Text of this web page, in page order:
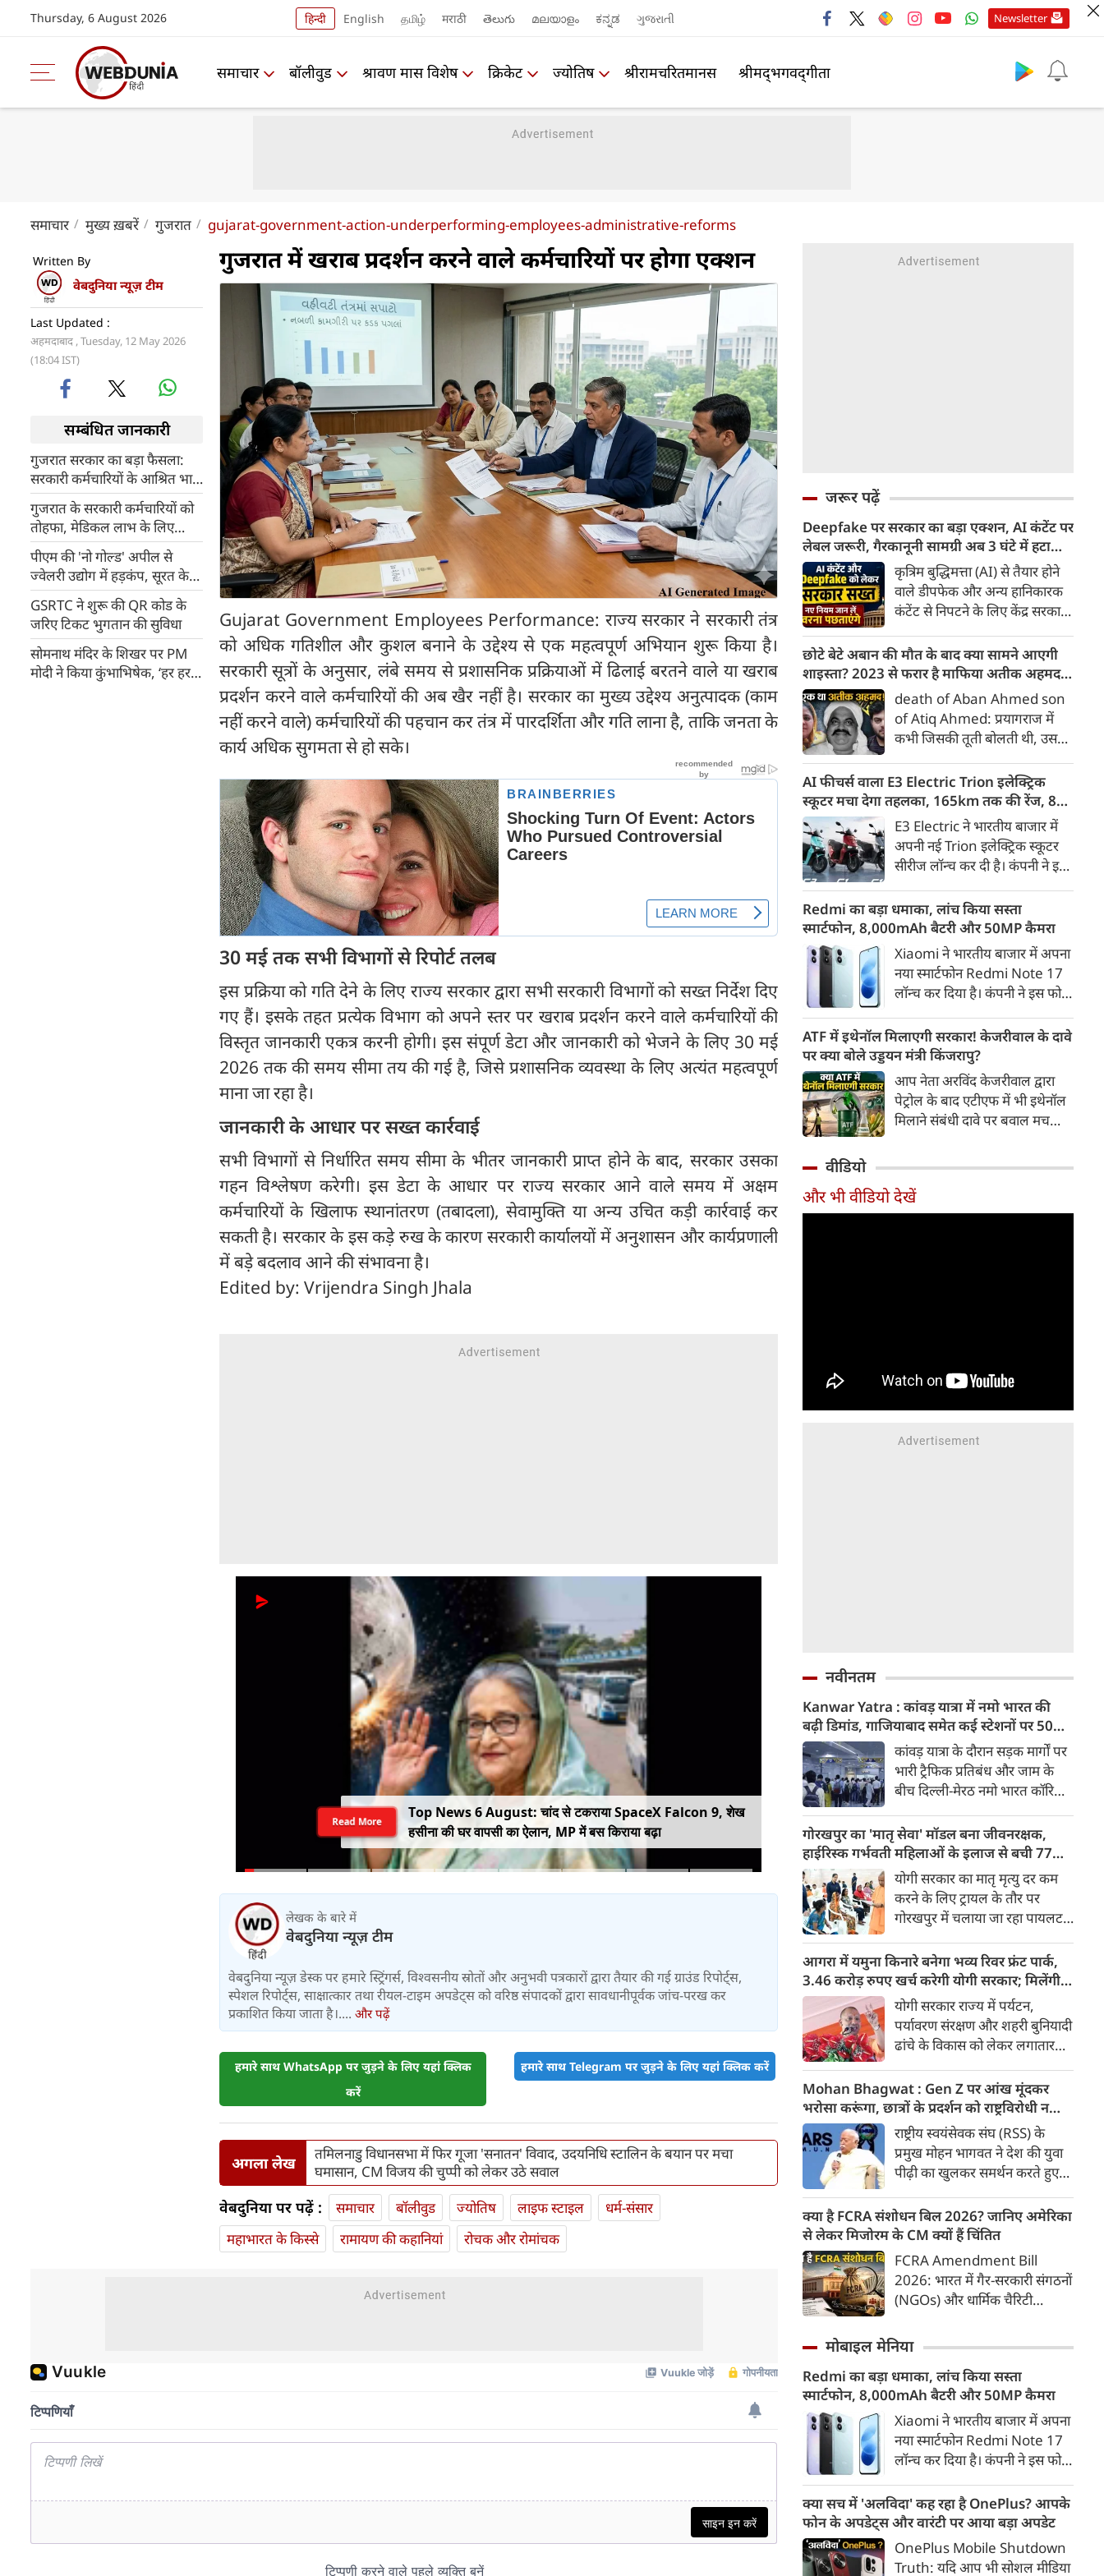
Thursday, 6 August 2026 हिन्दी English தமிழ் मराठी తెలుగు മലയാളം ಕನ್ನಡ ગુજરાતી Newsletter
समाचार बॉलीवुड श्रावण मास विशेष क्रिकेट ज्योतिष श्रीरामचरितमानस श्रीमद्‍भगवद्‍गीता
समाचार मुख्य ख़बरें गुजरात gujarat-government-action-underperforming-employees-administrative-reforms
Written By
वेबदुनिया न्यूज़ टीम
Last Updated :
अहमदाबाद , Tuesday, 12 May 2026
(18:04 IST)
सम्बंधित जानकारी
गुजरात सरकार का बड़ा फैसला:
सरकारी कर्मचारियों के आश्रित भाई-
बहनों को भी मिलेगा मुफ्त इलाज
गुजरात के सरकारी कर्मचारियों को
तोहफा, मेडिकल लाभ के लिए
परिवार का दायरा बढ़ाया
पीएम की 'नो गोल्ड' अपील से
ज्वेलरी उद्योग में हड़कंप, सूरत के
व्यापारियों ने जताई चिंता
GSRTC ने शुरू की QR कोड के
जरिए टिकट भुगतान की सुविधा
सोमनाथ मंदिर के शिखर पर PM
मोदी ने किया कुंभाभिषेक, ‘हर हर
गुजरात में खराब प्रदर्शन करने वाले कर्मचारियों पर होगा एक्शन
Gujarat Government Employees Performance: राज्य सरकार ने सरकारी तंत्र
को अधिक गतिशील और कुशल बनाने के उद्देश्य से एक महत्वपूर्ण अभियान शुरू किया है।
सरकारी सूत्रों के अनुसार, लंबे समय से प्रशासनिक प्रक्रियाओं में ढिलाई बरतने वाले या खराब
प्रदर्शन करने वाले कर्मचारियों की अब खैर नहीं है। सरकार का मुख्य उद्देश्य अनुत्पादक (काम
नहीं करने वाले) कर्मचारियों की पहचान कर तंत्र में पारदर्शिता और गति लाना है, ताकि जनता के
कार्य अधिक सुगमता से हो सके।
30 मई तक सभी विभागों से रिपोर्ट तलब
इस प्रक्रिया को गति देने के लिए राज्य सरकार द्वारा सभी सरकारी विभागों को सख्त निर्देश दिए
गए हैं। इसके तहत प्रत्येक विभाग को अपने स्तर पर खराब प्रदर्शन करने वाले कर्मचारियों की
विस्तृत जानकारी एकत्र करनी होगी। इस संपूर्ण डेटा और जानकारी को भेजने के लिए 30 मई
2026 तक की समय सीमा तय की गई है, जिसे प्रशासनिक व्यवस्था के लिए अत्यंत महत्वपूर्ण
माना जा रहा है।
जानकारी के आधार पर सख्त कार्रवाई
सभी विभागों से निर्धारित समय सीमा के भीतर जानकारी प्राप्त होने के बाद, सरकार उसका
गहन विश्लेषण करेगी। इस डेटा के आधार पर राज्य सरकार आने वाले समय में अक्षम
कर्मचारियों के खिलाफ स्थानांतरण (तबादला), सेवामुक्ति या अन्य उचित कड़ी कार्रवाई कर
सकती है। सरकार के इस कड़े रुख के कारण सरकारी कार्यालयों में अनुशासन और कार्यप्रणाली
में बड़े बदलाव आने की संभावना है।
Edited by: Vrijendra Singh Jhala
Top News 6 August: चांद से टकराया SpaceX Falcon 9, शेख
हसीना की घर वापसी का ऐलान, MP में बस किराया बढ़ा
Read More
लेखक के बारे में
वेबदुनिया न्यूज़ टीम
वेबदुनिया न्यूज़ डेस्क पर हमारे स्ट्रिंगर्स, विश्वसनीय स्रोतों और अनुभवी पत्रकारों द्वारा तैयार की गई ग्राउंड रिपोर्ट्स,
स्पेशल रिपोर्ट्स, साक्षात्कार तथा रीयल-टाइम अपडेट्स को वरिष्ठ संपादकों द्वारा सावधानीपूर्वक जांच-परख कर
प्रकाशित किया जाता है।.... और पढ़ें
हमारे साथ WhatsApp पर जुड़ने के लिए यहां क्लिक
करें
हमारे साथ Telegram पर जुड़ने के लिए यहां क्लिक करें
अगला लेख
तमिलनाडु विधानसभा में फिर गूजा 'सनातन' विवाद, उदयनिधि स्टालिन के बयान पर मचा
घमासान, CM विजय की चुप्पी को लेकर उठे सवाल
वेबदुनिया पर पढ़ें : समाचार बॉलीवुड ज्योतिष लाइफ स्‍टाइल
धर्म-संसार
महाभारत के किस्से
रामायण की कहानियां रोचक और रोमांचक
जरूर पढ़ें
Deepfake पर सरकार का बड़ा एक्शन, AI कंटेंट पर
लेबल जरूरी, गैरकानूनी सामग्री अब 3 घंटे में हटानी
होगी, नए नियम जान लें वरना पछताएंगे
कृत्रिम बुद्धिमत्ता (AI) से तैयार होने
वाले डीपफेक और अन्य हानिकारक
कंटेंट से निपटने के लिए केंद्र सरकार
किया है। सरकार ने AI से तैयार कंटेंट
पर स्पष्ट लेबल और पहचान योग्य
मेटाडेटा उपलब्ध कराना अनिवार्य
किया है। साथ ही, सरकारी या
न्यायालय के आदेश के आधार पर
गैरकानूनी जानकारी हटाने की
समयसीमा 36 घंटे से घटाकर 3 घंटे
कर दी गई है।
छोटे बेटे अबान की मौत के बाद क्या सामने आएगी
शाइस्ता? 2023 से फरार है माफिया अतीक अहमद
की पत्नी
death of Aban Ahmed son
of Atiq Ahmed: प्रयागराज में
कभी जिसकी तूती बोलती थी, उस
अहमद के कुनबे पर कानून और
किस्मत की दोहरी मार पड़ रही है।
जिस झांसी जिले में अप्रैल 2023 में
अतीक के एनकाउंटर में मारे गए बेटे
असद की सांसें थमी थीं, उसी झांसी में
अब उसके छोटे बेटे अबान की भीषण
सड़क दुर्घटना में जान चली गई है।
AI फीचर्स वाला E3 Electric Trion इलेक्ट्रिक
स्कूटर मचा देगा तहलका, 165km तक की रेंज, 8
साल की बैटरी वारंटी, कीमत जानेंगे तो हो जाएंगे
हैरान
E3 Electric ने भारतीय बाजार में
अपनी नई Trion इलेक्ट्रिक स्कूटर
सीरीज लॉन्च कर दी है। कंपनी ने इसे
पेश किया है। Trion की शुरुआती
कीमत 99,999 रुपए (एक्स-शोरूम,
बेंगलुरु) रखी गई है। फिलहाल इसकी
बुकिंग बेंगलुरु के ग्राहकों के लिए
कंपनी की आधिकारिक वेबसाइट के
जरिए शुरू की गई है। आने वाले समय
में इसे दूसरे शहरों में भी उपलब्ध
कराया जाएगा।
Redmi का बड़ा धमाका, लांच किया सस्ता
स्मार्टफोन, 8,000mAh बैटरी और 50MP कैमरा
Xiaomi ने भारतीय बाजार में अपना
नया स्मार्टफोन Redmi Note 17
लॉन्च कर दिया है। कंपनी ने इस फोन
डिस्प्ले, 8,000mAh की बड़ी बैटरी
और Qualcomm Snapdragon
चिपसेट के साथ पेश किया है। फोन में
50MP का मेन कैमरा दिया गया है।
इसके अलावा Redmi Note 17 में
Corning Gorilla Glass 7i
चेसिस जैसे फीचर्स मिलते हैं।
ATF में इथेनॉल मिलाएगी सरकार! केजरीवाल के दावे
पर क्या बोले उड्डयन मंत्री किंजरापु?
आप नेता अरविंद केजरीवाल द्वारा
पेट्रोल के बाद एटीएफ में भी इथेनॉल
मिलाने संबंधी दावे पर बवाल मच
इथेनॉल मिलाने की कोई योजना नहीं
है।
वीडियो
और भी वीडियो देखें
नवीनतम
Kanwar Yatra : कांवड़ यात्रा में नमो भारत की
बढ़ी डिमांड, गाजियाबाद समेत कई स्टेशनों पर 50%
तक बढ़ी यात्रियों की संख्याकांवड़ यात्रा के दौरान सड़क मार्गों पर
भारी ट्रैफिक प्रतिबंध और जाम के
बीच दिल्ली-मेरठ नमो भारत कॉरिडोर
परिवहन विकल्प बनकर उभरा है।
तेज़, समयबद्ध और आरामदायक
सफर के चलते कॉरिडोर के कई
स्टेशनों पर यात्रियों की संख्या में 40
से 50 प्रतिशत तक बढ़ गई है।
गोरखपुर का 'मातृ सेवा' मॉडल बना जीवनरक्षक,
हाईरिस्क गर्भवती महिलाओं के इलाज से बची 77
जिंदगियां
योगी सरकार का मातृ मृत्यु दर कम
करने के लिए ट्रायल के तौर पर
गोरखपुर में चलाया जा रहा पायलट
बनकर उभरा है। मुख्यमंत्री योगी
आदित्यनाथ के निर्देश पर पायलट
प्रोजेक्ट ‘मातृ सेवा’ का लक्ष्य हाई
रिस्क गर्भवती केसों को तुरंत बड़े
अस्पतालों में रेफर कर बचाना है।
आगरा में यमुना किनारे बनेगा भव्य रिवर फ्रंट पार्क,
3.46 करोड़ रुपए खर्च करेगी योगी सरकार; मिलेंगी ये
खास सुविधाएं
योगी सरकार राज्य में पर्यटन,
पर्यावरण संरक्षण और शहरी बुनियादी
ढांचे के विकास को लेकर लगातार
कड़ी में अब ताजनगरी में यमुना नदी
के किनारों को खूबसूरत, प्रदूषण मुक्त
और उपयोगी बनाने की बड़ी तैयारी
शुरू हो गई है। आगरा के झलकारी
बाई चौराहे से लेकर वेदांत मंदिर के
पास यमुना किनारे (यमुना बैंक साइड)
एक नए और भव्य पार्क का विकास
किया जा रहा है।
Mohan Bhagwat : Gen Z पर आंख मूंदकर
भरोसा करूंगा, छात्रों के प्रदर्शन को राष्ट्रविरोधी न
बताएं, RSS प्रमुख मोहन भागवत का बड़ा बयान, चीन
और पाकिस्तान को लेकर क्या कहा
राष्ट्रीय स्वयंसेवक संघ (RSS) के
प्रमुख मोहन भागवत ने देश की युवा
पीढ़ी का खुलकर समर्थन करते हुए
मूंदकर भरोसा करेंगे। उन्होंने कहा कि
विरोध-प्रदर्शन में शामिल होने वाले
छात्रों को राष्ट्रविरोधी नहीं कहा जाना
चाहिए। युवाओं की बात को दबाने के
बजाय उनके साथ संवाद के जरिए
उनकी चिंताओं को समझने की
क्या है FCRA संशोधन बिल 2026? जानिए अमेरिका
से लेकर मिजोरम के CM क्यों हैं चिंतित
FCRA Amendment Bill
2026: भारत में गैर-सरकारी संगठनों
(NGOs) और धार्मिक चैरिटी
नियंत्रित करने वाला 'फॉरेन
एक बार फिर बड़े बदलावों को लेकर
सुर्खियों में है। केंद्र सरकार द्वारा लाए
गए FCRA संशोधन बिल 2026 ने न
केवल देश के भीतर, बल्कि सात
समंदर पार अमेरिका तक में सियासी
मोबाइल मेनिया
Redmi का बड़ा धमाका, लांच किया सस्ता
स्मार्टफोन, 8,000mAh बैटरी और 50MP कैमरा
Xiaomi ने भारतीय बाजार में अपना
नया स्मार्टफोन Redmi Note 17
लॉन्च कर दिया है। कंपनी ने इस फोन
डिस्प्ले, 8,000mAh की बड़ी बैटरी
और Qualcomm Snapdragon
चिपसेट के साथ पेश किया है। फोन में
50MP का मेन कैमरा दिया गया है।
क्या सच में 'अलविदा' कह रहा है OnePlus? आपके
फोन के अपडेट्स और वारंटी पर आया बड़ा अपडेट
OnePlus Mobile Shutdown
Truth: यदि आप भी सोशल मीडिया